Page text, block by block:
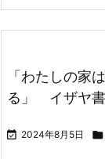
「わたしの家
る」 イザヤ書
 2024年8月5日 